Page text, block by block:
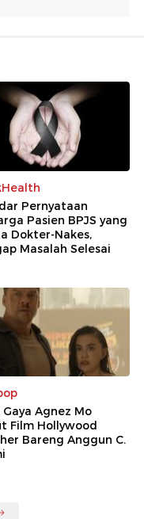
Pernyataan
Pasien BPJS yang
Dokter-Nakes,
Masalah Selesai
Gaya Agnez Mo
Film Hollywood
Bareng Anggun C.